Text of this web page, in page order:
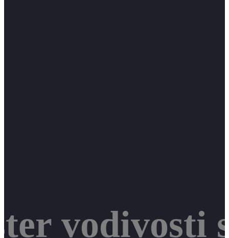
vodivosti